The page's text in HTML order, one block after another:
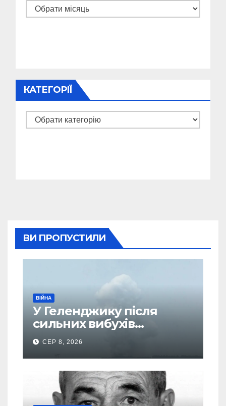
Архіви
КАТЕГОРІЇ
Категорії
ВИ ПРОПУСТИЛИ
ВІЙНА
У Геленджику після
сильних вибухів
почалася масова
евакуація
СЕР 8, 2026